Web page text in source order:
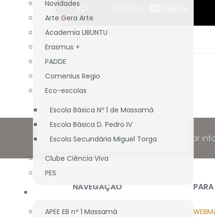
Novidades
Arte Gera Arte
Academia UBUNTU
Erasmus +
PADDE
Comenius Regio
Eco-escolas
Escola Básica Nº 1 de Massamá
Escola Básica D. Pedro IV
Escola Secundária Miguel Torga
Clube Ciência Viva
PES
ASS. PAIS/E.E.
APEE EB nº 1 Massamá
Nunca deixe de estar
NAVEGAÇÃO
AGRUPAMENTO